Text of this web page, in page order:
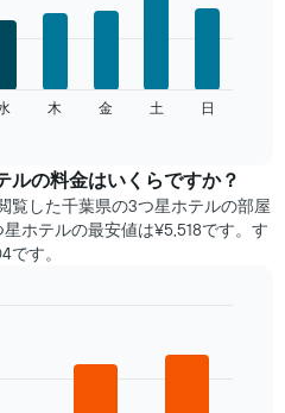
木 金 土 日
ル​の料金はいくらですか？
覧した千葉県の3つ星ホテル​の部屋
ホテルの最安値は¥5,518です。す
す。